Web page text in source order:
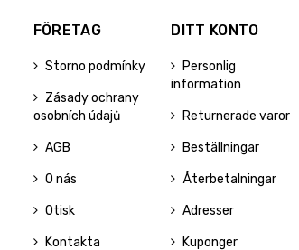
FÖRETAG
Storno podmínky
Zásady ochrany
osobních údajů
AGB
O nás
Otisk
Kontakta
DITT KONTO
Personlig
information
Returnerade varor
Beställningar
Återbetalningar
Adresser
Kuponger